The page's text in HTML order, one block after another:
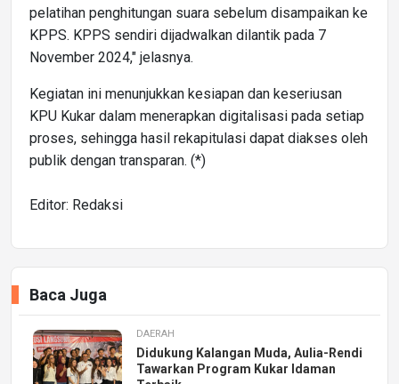
pelatihan penghitungan suara sebelum disampaikan ke
KPPS. KPPS sendiri dijadwalkan dilantik pada 7
November 2024," jelasnya.
Kegiatan ini menunjukkan kesiapan dan keseriusan
KPU Kukar dalam menerapkan digitalisasi pada setiap
proses, sehingga hasil rekapitulasi dapat diakses oleh
publik dengan transparan. (*)
Editor: Redaksi
Baca Juga
DAERAH
Didukung Kalangan Muda, Aulia-Rendi
Tawarkan Program Kukar Idaman